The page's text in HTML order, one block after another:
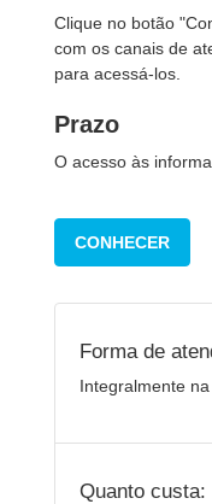
Clique no botão
com os canais de
para acessá-los.
Prazo
O acesso às
CONHECER
Forma de
Integralmente
Quanto custa: